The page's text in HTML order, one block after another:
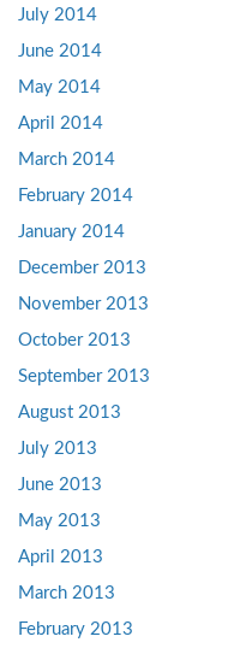
July 2014
June 2014
May 2014
April 2014
March 2014
February 2014
January 2014
December 2013
November 2013
October 2013
September 2013
August 2013
July 2013
June 2013
May 2013
April 2013
March 2013
February 2013